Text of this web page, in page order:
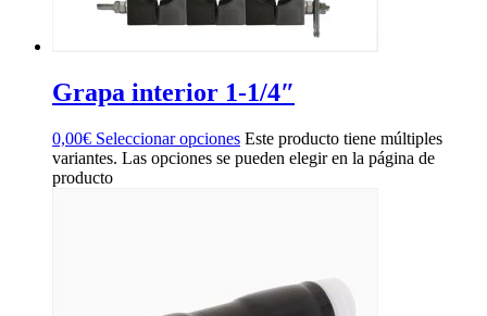
Grapa interior 1-1/4″
0,00€ Seleccionar opciones Este producto tiene múltiples
variantes. Las opciones se pueden elegir en la página de
producto